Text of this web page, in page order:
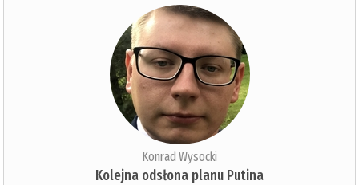
Konrad Wysocki
Kolejna odsłona planu Putina